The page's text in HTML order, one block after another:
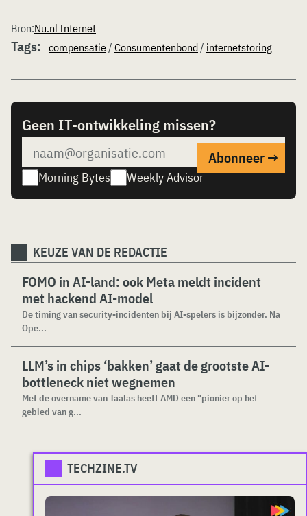
Bron:Nu.nl Internet
Tags: compensatie/ Consumentenbond/ internetstoring
Geen IT-ontwikkeling missen?
Morning Bytes Weekly Advisor
KEUZE VAN DE REDACTIE
FOMO in AI-land: ook Meta meldt incident
met hackend AI-model
De timing van security-incidenten bij AI-spelers is bijzonder. Na
Ope...
LLM’s in chips ‘bakken’ gaat de grootste AI-
bottleneck niet wegnemen
Met de overname van Taalas heeft AMD een "pionier op het
gebied van g...
TECHZINE.TV